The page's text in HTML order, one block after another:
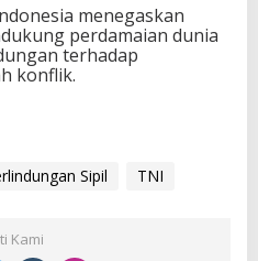
menegaskan
perdamaian dunia
terhadap
konflik.
Sipil TNI
Kami